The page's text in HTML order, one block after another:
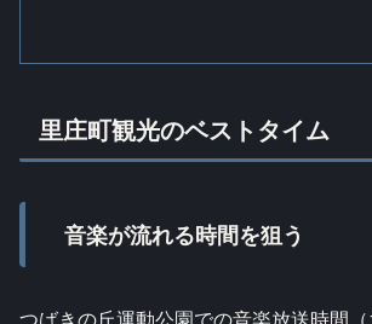
里庄町観光のベストタイム
音楽が流れる時間を狙う
つばきの丘運動公園での音楽放送時間